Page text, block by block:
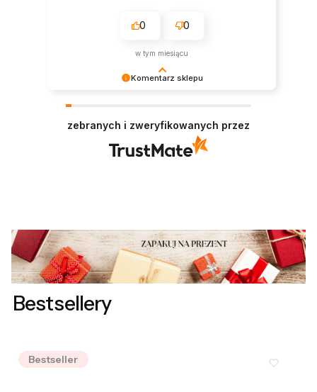
Komentarz sklepu
0 0
w tym miesiącu
zebranych i zweryfikowanych przez
Bestsellery
Bestseller